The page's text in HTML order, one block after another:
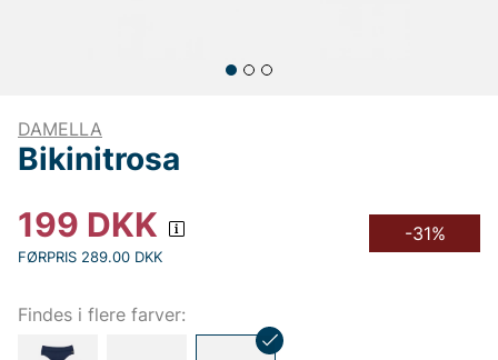
DAMELLA
Bikinitrosa
199 DKK
FØRPRIS 289.00 DKK
-31%
Findes i flere farver: